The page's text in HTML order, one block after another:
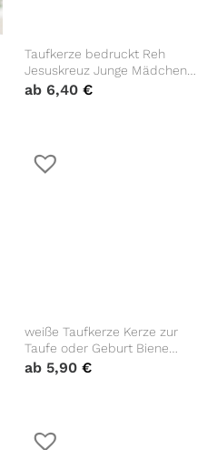
Taufkerze bedruckt Reh
Jesuskreuz Junge Mädchen
personalisiert mit Namen
ab 6,40 €
weiße Taufkerze Kerze zur
Taufe oder Geburt Biene
Hummel Taufspruch mit
ab 5,90 €